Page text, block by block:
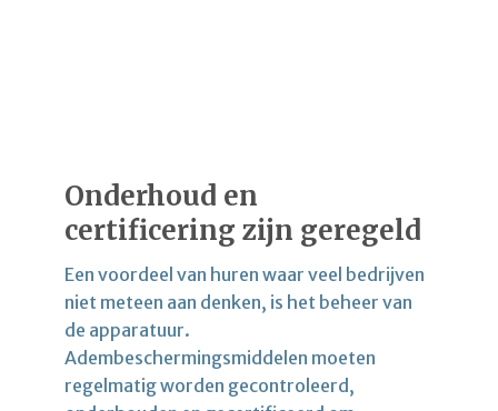
Onderhoud en
certificering zijn geregeld
Een voordeel van huren waar veel bedrijven
niet meteen aan denken, is het beheer van
de apparatuur.
Adembeschermingsmiddelen moeten
regelmatig worden gecontroleerd,